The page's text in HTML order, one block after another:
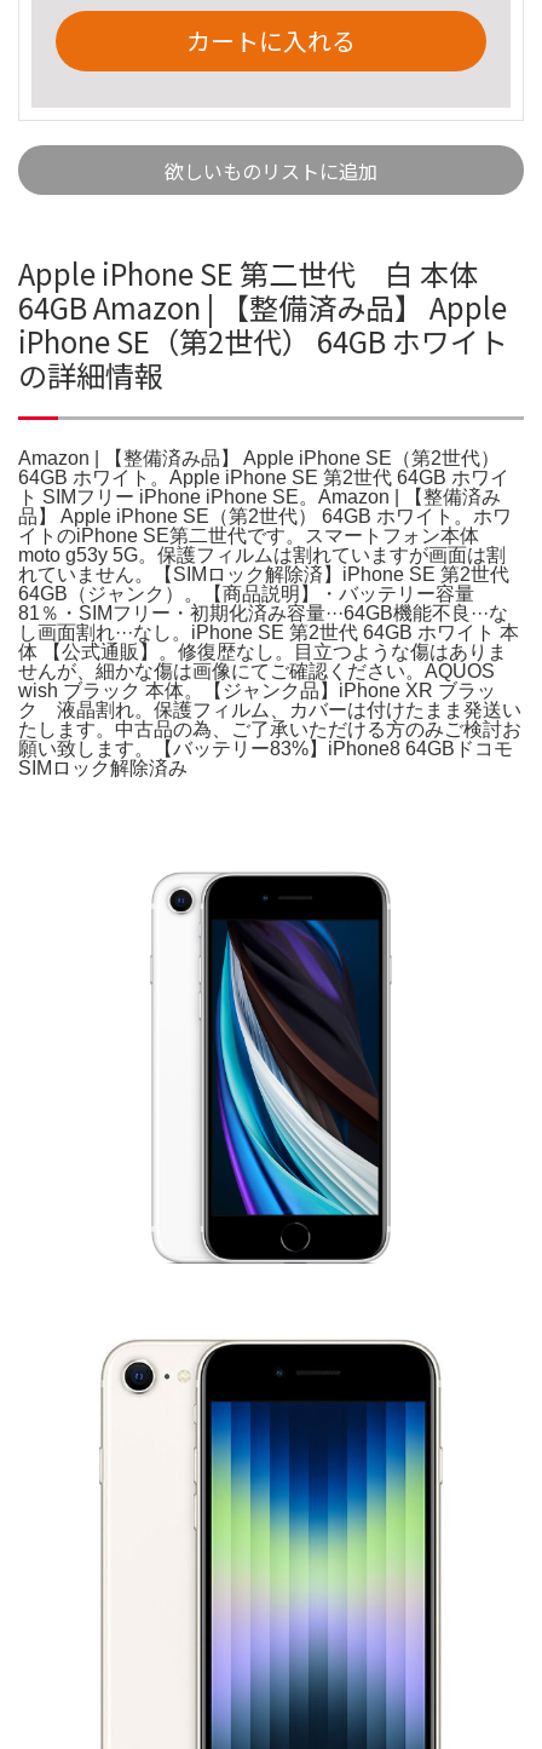
カートに入れる
欲しいものリストに追加
Apple iPhone SE 第二世代 白 本体
64GB Amazon | 【整備済み品】 Apple
iPhone SE（第2世代） 64GB ホワイト
の詳細情報
Amazon | 【整備済み品】 Apple iPhone SE（第2世代）
64GB ホワイト。Apple iPhone SE 第2世代 64GB ホワイ
ト SIMフリー iPhone iPhone SE。Amazon | 【整備済み
品】 Apple iPhone SE（第2世代） 64GB ホワイト。ホワ
イトのiPhone SE第二世代です。スマートフォン本体
moto g53y 5G。保護フィルムは割れていますが画面は割
れていません。【SIMロック解除済】iPhone SE 第2世代
64GB（ジャンク）。【商品説明】・バッテリー容量
81％・SIMフリー・初期化済み容量···64GB機能不良···な
し画面割れ···なし。iPhone SE 第2世代 64GB ホワイト 本
体 【公式通販】。修復歴なし。目立つような傷はありま
せんが、細かな傷は画像にてご確認ください。AQUOS
wish ブラック 本体。【ジャンク品】iPhone XR ブラッ
ク 液晶割れ。保護フィルム、カバーは付けたまま発送い
たします。中古品の為、ご了承いただける方のみご検討お
願い致します。【バッテリー83%】iPhone8 64GBドコモ
SIMロック解除済み